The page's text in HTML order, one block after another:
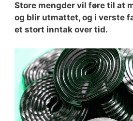
Store mengder vil føre til at
og blir utmattet, og i verste
et stort inntak over tid.